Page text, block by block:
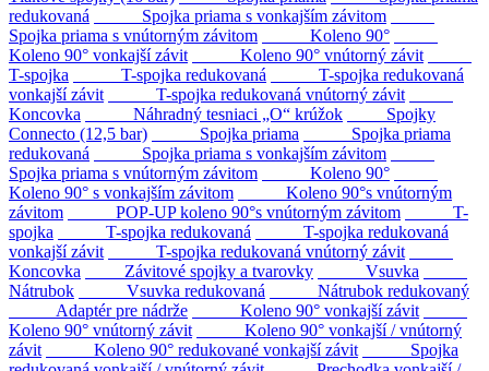
redukovaná
Spojka priama s vonkajším závitom
Spojka priama s vnútorným závitom
Koleno 90°
Koleno 90° vonkajší závit
Koleno 90° vnútorný závit
T-spojka
T-spojka redukovaná
T-spojka redukovaná
vonkajší závit
T-spojka redukovaná vnútorný závit
Koncovka
Náhradný tesniaci „O“ krúžok
Spojky
Connecto (12,5 bar)
Spojka priama
Spojka priama
redukovaná
Spojka priama s vonkajším závitom
Spojka priama s vnútorným závitom
Koleno 90°
Koleno 90° s vonkajším závitom
Koleno 90°s vnútorným
závitom
POP-UP koleno 90°s vnútorným závitom
T-
spojka
T-spojka redukovaná
T-spojka redukovaná
vonkajší závit
T-spojka redukovaná vnútorný závit
Koncovka
Závitové spojky a tvarovky
Vsuvka
Nátrubok
Vsuvka redukovaná
Nátrubok redukovaný
Adaptér pre nádrže
Koleno 90° vonkajší závit
Koleno 90° vnútorný závit
Koleno 90° vonkajší / vnútorný
závit
Koleno 90° redukované vonkajší závit
Spojka